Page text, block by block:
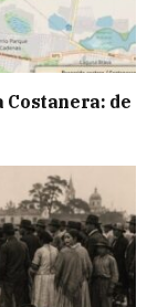
Costanera: de